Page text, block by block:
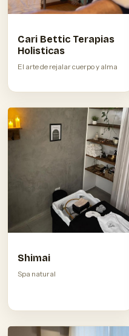
Cari Bettic Terapias
Holisticas
El arte de rejalar cuerpo y alma
Shimai
Spa natural